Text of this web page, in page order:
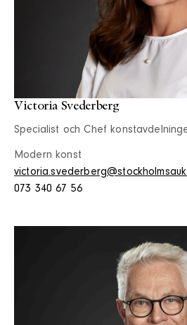
Victoria Svederberg
Specialist och Chef
Modern konst
073 340 67 56